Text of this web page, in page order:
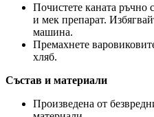
Почистете каната ръчно
и мек препарат.
машина.
Премахнете
хляб.
Състав и материали
Произведена от